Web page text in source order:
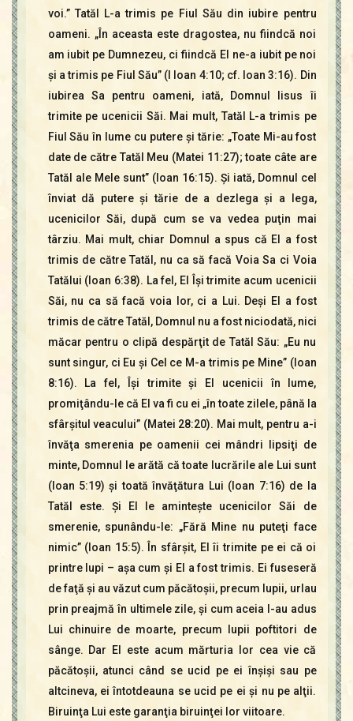
voi.” Tatăl L-a trimis pe Fiul Său din iubire pentru
oameni. „În aceasta este dragostea, nu fiindcă noi
am iubit pe Dumnezeu, ci fiindcă El ne-a iubit pe noi
şi a trimis pe Fiul Său” (I Ioan 4:10; cf. Ioan 3:16). Din
iubirea Sa pentru oameni, iată, Domnul Iisus îi
trimite pe ucenicii Săi. Mai mult, Tatăl L-a trimis pe
Fiul Său în lume cu putere şi tărie: „Toate Mi-au fost
date de către Tatăl Meu (Matei 11:27); toate câte are
Tatăl ale Mele sunt” (Ioan 16:15). Şi iată, Domnul cel
înviat dă putere şi tărie de a dezlega şi a lega,
ucenicilor Săi, după cum se va vedea puţin mai
târziu. Mai mult, chiar Domnul a spus că El a fost
trimis de către Tatăl, nu ca să facă Voia Sa ci Voia
Tatălui (Ioan 6:38). La fel, El Îşi trimite acum ucenicii
Săi, nu ca să facă voia lor, ci a Lui. Deşi El a fost
trimis de către Tatăl, Domnul nu a fost niciodată, nici
măcar pentru o clipă despărţit de Tatăl Său: „Eu nu
sunt singur, ci Eu şi Cel ce M-a trimis pe Mine” (Ioan
8:16). La fel, Îşi trimite şi El ucenicii în lume,
promiţându-le că El va fi cu ei „în toate zilele, până la
sfârşitul veacului” (Matei 28:20). Mai mult, pentru a-i
învăţa smerenia pe oamenii cei mândri lipsiţi de
minte, Domnul le arătă că toate lucrările ale Lui sunt
(Ioan 5:19) şi toată învăţătura Lui (Ioan 7:16) de la
Tatăl este. Şi El le aminteşte ucenicilor Săi de
smerenie, spunându-le: „Fără Mine nu puteţi face
nimic” (Ioan 15:5). În sfârşit, El îi trimite pe ei că oi
printre lupi – aşa cum şi El a fost trimis. Ei fuseseră
de faţă şi au văzut cum păcătoşii, precum lupii, urlau
prin preajmă în ultimele zile, şi cum aceia I-au adus
Lui chinuire de moarte, precum lupii poftitori de
sânge. Dar El este acum mărturia lor cea vie că
păcătoşii, atunci când se ucid pe ei înşişi sau pe
altcineva, ei întotdeauna se ucid pe ei şi nu pe alţii.
Biruinţa Lui este garanţia biruinţei lor viitoare.